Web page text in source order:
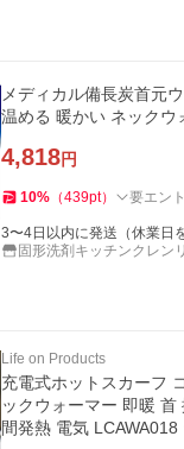
メディカル備長炭首元
温める 暖かい ネックウ
4,818円
10% （439pt） 要エン
3〜4日以内に発送（休業日
固形洗剤キッチンクレン
Life on Products
充電式ホットスカーフ
ックウォーマー 即暖
間発熱 電気